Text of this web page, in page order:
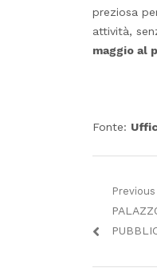
preziosa
attività,
maggio al
Fonte:
articoli
Previous
Previous
post: